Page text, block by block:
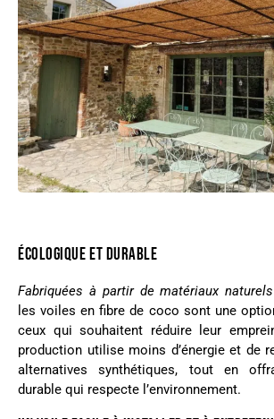
ÉCOLOGIQUE ET DURABLE
Fabriquées à partir de matériaux
les voiles en fibre de coco sont une
ceux qui souhaitent réduire leur
production utilise moins d’énergie et de
alternatives synthétiques, tout en
durable qui respecte l’environnement.